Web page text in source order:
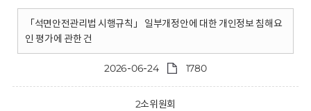
「석면안전관리법 시행규칙」 일부개정안에 대한 개인정보 침해요
인 평가에 관한 건
2026-06-24 1780
2소위원회